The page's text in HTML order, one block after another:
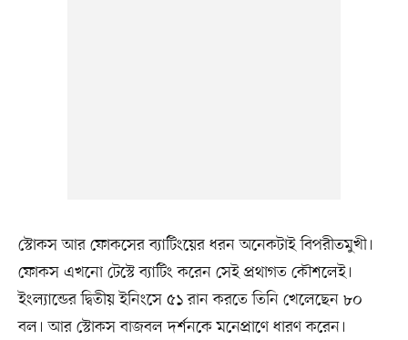
স্টোকস আর ফোকসের ব্যাটিংয়ের ধরন অনেকটাই বিপরীতমুখী।
ফোকস এখনো টেস্টে ব্যাটিং করেন সেই প্রথাগত কৌশলেই।
ইংল্যান্ডের দ্বিতীয় ইনিংসে ৫১ রান করতে তিনি খেলেছেন ৮০
বল। আর স্টোকস বাজবল দর্শনকে মনেপ্রাণে ধারণ করেন।